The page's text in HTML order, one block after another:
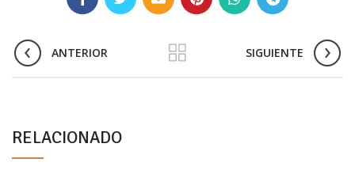
ANTERIOR SIGUIENTE
RELACIONADO